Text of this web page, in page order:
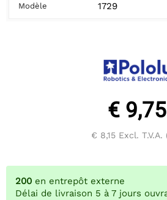
Modèle 1729
€ 9,75
€ 8,15 Excl. T.V.A.
200 en entrepôt externe
Délai de livraison 5 à 7 jours